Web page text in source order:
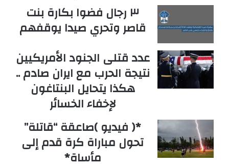
٣ رجال فضوا بكارة بنت
قاصر وتحري صيدا يوقفهم
عدد قتلى الجنود الأمريكيين
نتيجة الحرب مع ايران صادم ..
هكذا يتحايل البنتاغون
لإخفاء الخسائر
*( فيديو )صاعقة “قاتلة”
تحول مباراة كرة قدم إلى
مأساة*